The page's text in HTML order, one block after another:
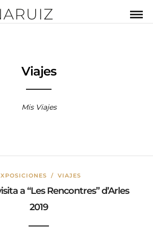
Viajes
Mis Viajes
/ VIAJES
a “Les Rencontres” d’Arles
2019